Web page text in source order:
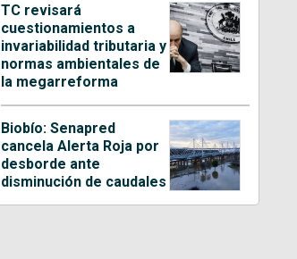
TC revisará
cuestionamientos a
invariabilidad tributaria y
normas ambientales de
la megarreforma
Biobío: Senapred
cancela Alerta Roja por
desborde ante
disminución de caudales